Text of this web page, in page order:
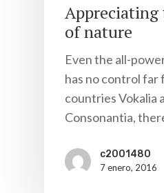
Appreciating
of nature
Even the all-
has no control far
countries Vokalia
Consonantia,
c2001480
7 enero, 2016